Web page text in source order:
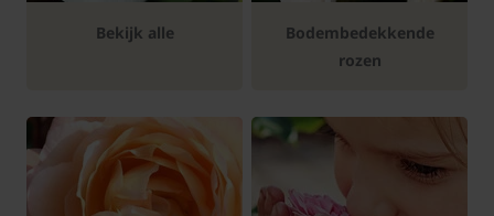
Bekijk alle
Bodembedekkende
rozen